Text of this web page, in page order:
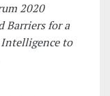
2020
Barriers for a
to